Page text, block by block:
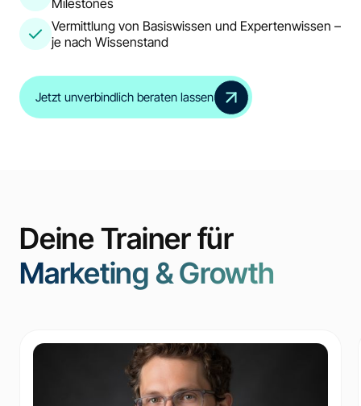
Milestones
Vermittlung von Basiswissen und Expertenwissen –
je nach Wissenstand
Jetzt unverbindlich beraten lassen
Deine Trainer für
Marketing & Growth